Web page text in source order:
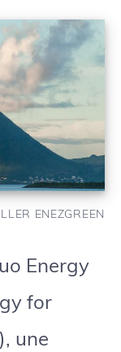
ENEZGREEN
Energy
for
une